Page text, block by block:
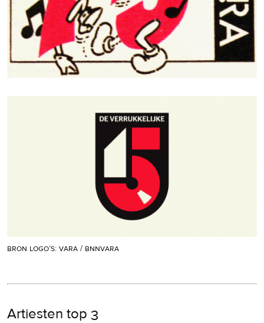
bron logo’s: vara / bnnvara
Artiesten top 3